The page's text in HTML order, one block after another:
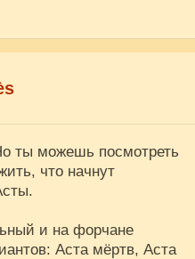
ты можешь посмотреть
что начнут
и на форчане
Аста мёртв, Аста